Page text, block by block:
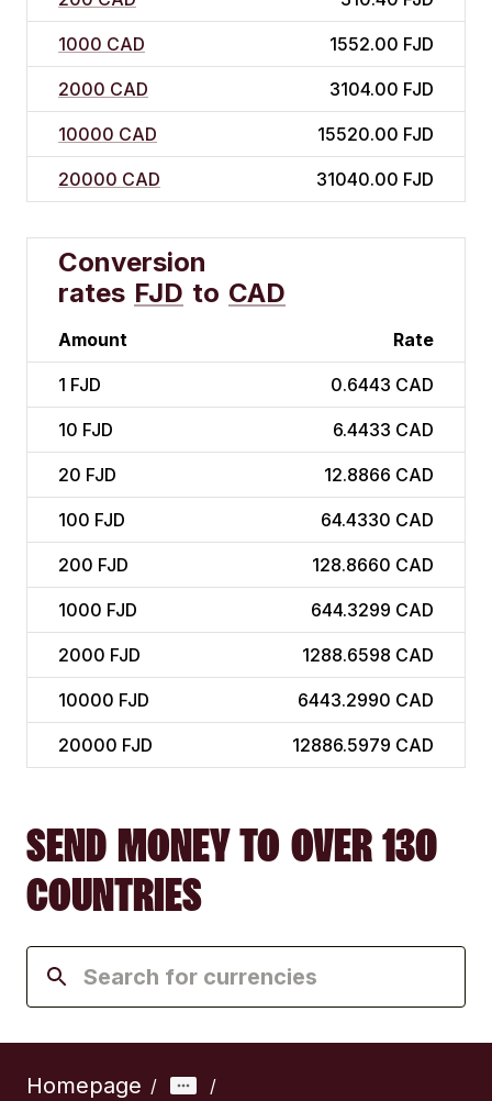
1000 CAD 1552.00 FJD
2000 CAD 3104.00 FJD
10000 CAD 15520.00 FJD
20000 CAD 31040.00 FJD
Conversion
rates FJD to CAD
Amount Rate
1 FJD 0.6443 CAD
10 FJD 6.4433 CAD
20 FJD 12.8866 CAD
100 FJD 64.4330 CAD
200 FJD 128.8660 CAD
1000 FJD 644.3299 CAD
2000 FJD 1288.6598 CAD
10000 FJD 6443.2990 CAD
20000 FJD 12886.5979 CAD
SEND MONEY TO OVER 130
COUNTRIES
Homepage / /